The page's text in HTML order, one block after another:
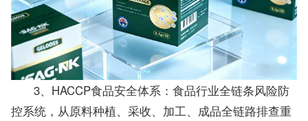
3、HACCP食品安全体系：食品行业全链条风险防
控系统，从原料种植、采收、加工、成品全链路排查重